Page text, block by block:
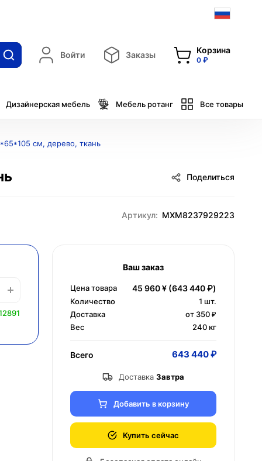
Войти Заказы Корзина
0 ₽
Дизайнерская мебель Мебель ротанг Все товары
см, дерево, ткань
Поделиться
Артикул: MXM8237929223
Ваш заказ
Цена товара 45 960 ¥ (643 440 ₽)
Количество 1 шт.
Доставка
от 350 ₽
Вес
240 кг
Всего 643 440 ₽
Доставка Завтра
Добавить в корзину
Купить сейчас